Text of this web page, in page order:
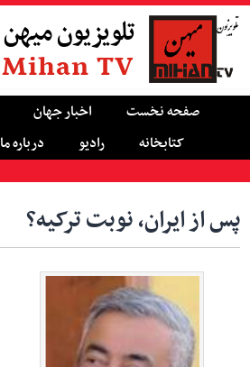
تلویزیون میهن
Mihan TV
صفحه نخست اخبار جهان
کتابخانه
رادیو درباره ما
پس از ایران، نوبت ترکیه؟